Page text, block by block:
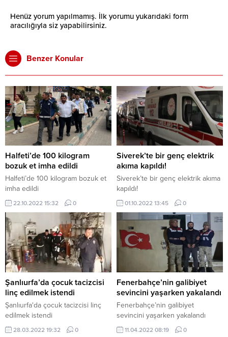
Henüz yorum yapılmamış. İlk yorumu yukarıdaki form
aracılığıyla siz yapabilirsiniz.
Benzer Konular
Halfeti’de 100 kilogram
bozuk et imha edildi
Halfeti’de 100 kilogram bozuk et
imha edildi
22.10.2022 15:32 0
Siverek’te bir genç elektrik
akıma kapıldı!
Siverek’te bir genç elektrik akıma
kapıldı!
01.10.2022 13:45 0
Şanlıurfa’da çocuk tacizcisi
linç edilmek istendi
Şanlıurfa'da çocuk tacizcisi linç
edilmek istendi
28.03.2022 19:32 0
Fenerbahçe’nin galibiyet
sevincini yaşarken yakalandı
Fenerbahçe’nin galibiyet
sevincini yaşarken yakalandı
11.04.2022 08:19 0